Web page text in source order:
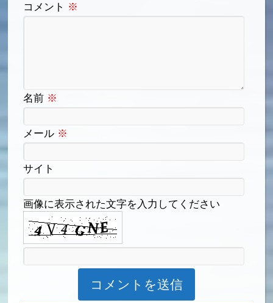
コメント ※
名前 ※
メール ※
サイト
画像に表示された文字を入力してください